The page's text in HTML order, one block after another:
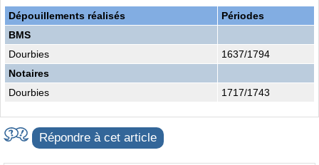
Dépouillements réalisés
Périodes
BMS
Dourbies
1637/1794
Notaires
Dourbies
1717/1743
Répondre à cet article